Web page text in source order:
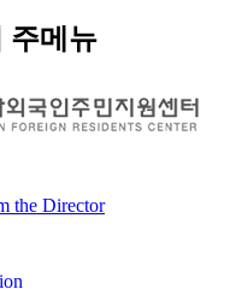
주메뉴
the Director